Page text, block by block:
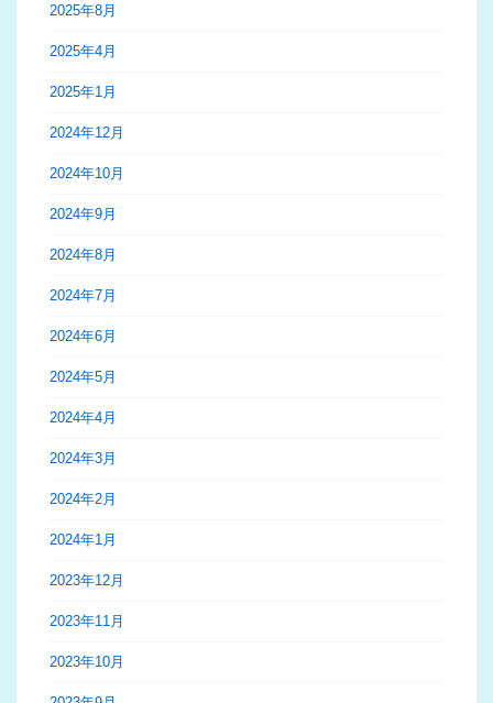
2025年8月
2025年4月
2025年1月
2024年12月
2024年10月
2024年9月
2024年8月
2024年7月
2024年6月
2024年5月
2024年4月
2024年3月
2024年2月
2024年1月
2023年12月
2023年11月
2023年10月